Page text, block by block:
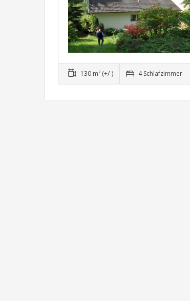
130 m² (+/-) 4 Schlafzimmer